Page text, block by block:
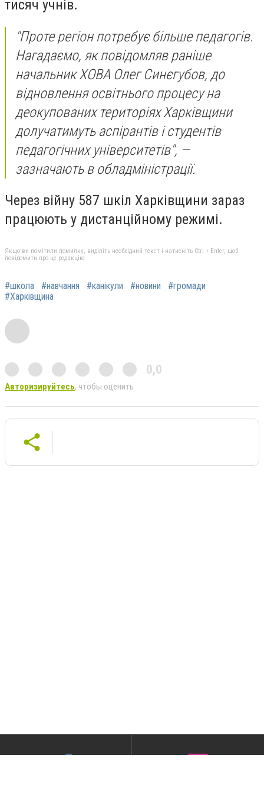
тисяч учнів.
"Проте регіон потребує більше педагогів.
Нагадаємо, як повідомляв раніше
начальник ХОВА Олег Синєгубов, до
відновлення освітнього процесу на
деокупованих територіях Харківщини
долучатимуть аспірантів і студентів
педагогічних університетів", —
зазначають в обладміністрації.
Через війну 587 шкіл Харківщини зараз
працюють у дистанційному режимі.
Якщо ви помітили помилку, виділіть необхідний текст і натисніть Ctrl + Enter, щоб
повідомити про це редакцію
#школа #навчання #канікули #новини
#громади
#Харківщина
0,0
Авторизируйтесь, чтобы оценить